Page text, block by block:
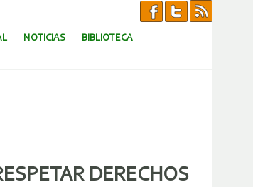
NOTICIAS BIBLIOTECA
DERECHOS